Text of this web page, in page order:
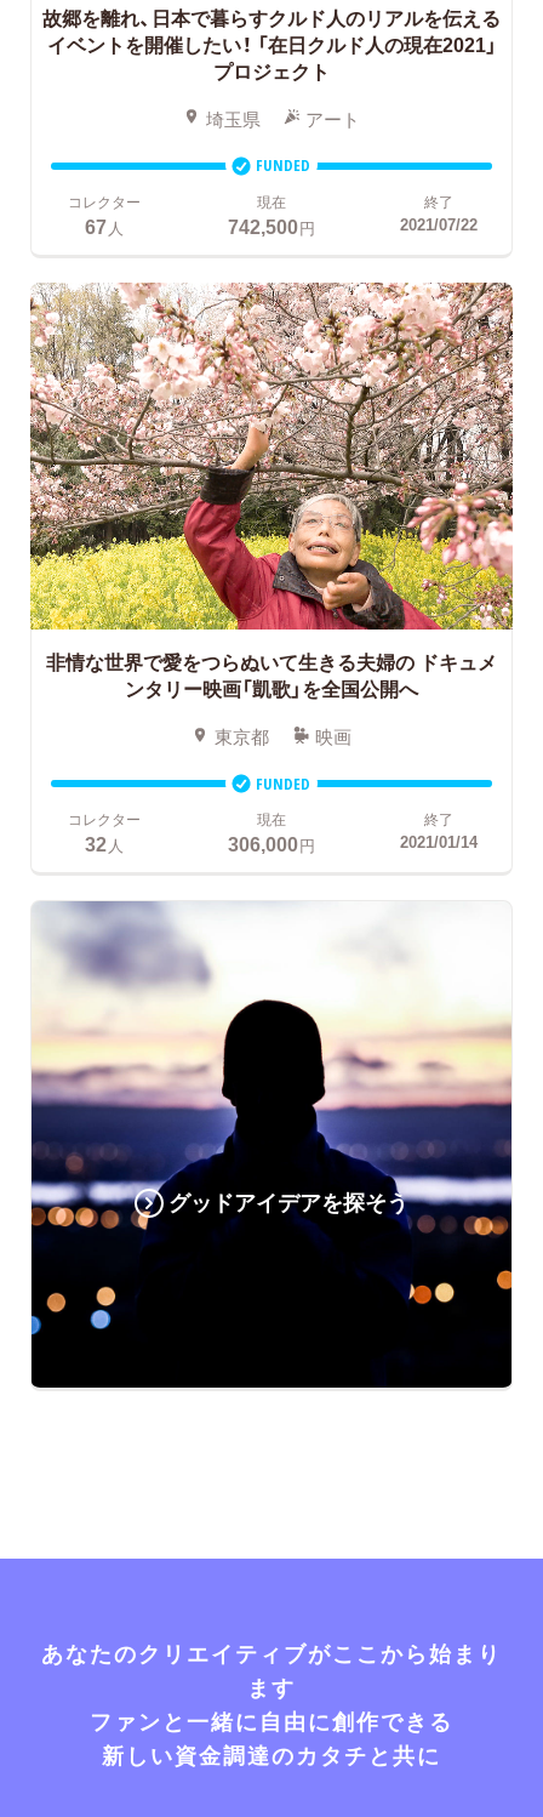
故郷を離れ、日本で暮らすクルド人のリアルを伝える
イベントを開催したい！ 「在日クルド人の現在2021」
プロジェクト
埼玉県 アート
FUNDED
コレクター
67 人
現在
742,500円
終了
2021/07/22
非情な世界で愛をつらぬいて生きる夫婦の ドキュメ
ンタリー映画「凱歌」を全国公開へ
東京都 映画
FUNDED
コレクター
32人
現在
306,000円
終了
2021/01/14
グッドアイデアを探そう
あなたのクリエイティブがここから始まり
ます
ファンと一緒に自由に創作できる
新しい資金調達のカタチと共に